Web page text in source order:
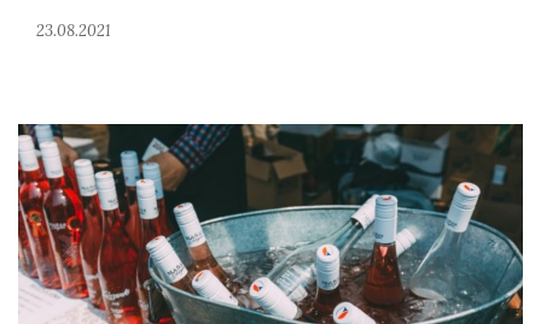
23.08.2021